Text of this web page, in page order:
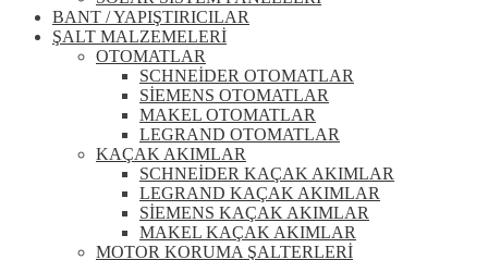
BANT / YAPIŞTIRICILAR
ŞALT MALZEMELERİ
OTOMATLAR
SCHNEİDER OTOMATLAR
SİEMENS OTOMATLAR
MAKEL OTOMATLAR
LEGRAND OTOMATLAR
KAÇAK AKIMLAR
SCHNEİDER KAÇAK AKIMLAR
LEGRAND KAÇAK AKIMLAR
SİEMENS KAÇAK AKIMLAR
MAKEL KAÇAK AKIMLAR
MOTOR KORUMA ŞALTERLERİ